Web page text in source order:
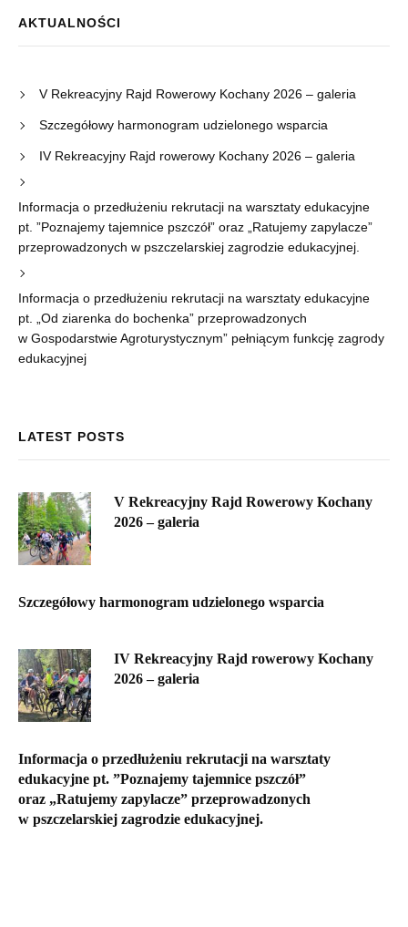
AKTUALNOŚCI
V Rekreacyjny Rajd Rowerowy Kochany 2026 – galeria
Szczegółowy harmonogram udzielonego wsparcia
IV Rekreacyjny Rajd rowerowy Kochany 2026 – galeria
Informacja o przedłużeniu rekrutacji na warsztaty edukacyjne
pt. ”Poznajemy tajemnice pszczół” oraz „Ratujemy zapylacze”
przeprowadzonych w pszczelarskiej zagrodzie edukacyjnej.
Informacja o przedłużeniu rekrutacji na warsztaty edukacyjne
pt. „Od ziarenka do bochenka” przeprowadzonych
w Gospodarstwie Agroturystycznym” pełniącym funkcję zagrody
edukacyjnej
LATEST POSTS
V Rekreacyjny Rajd Rowerowy Kochany
2026 – galeria
Szczegółowy harmonogram udzielonego wsparcia
IV Rekreacyjny Rajd rowerowy Kochany
2026 – galeria
Informacja o przedłużeniu rekrutacji na warsztaty
edukacyjne pt. ”Poznajemy tajemnice pszczół”
oraz „Ratujemy zapylacze” przeprowadzonych
w pszczelarskiej zagrodzie edukacyjnej.